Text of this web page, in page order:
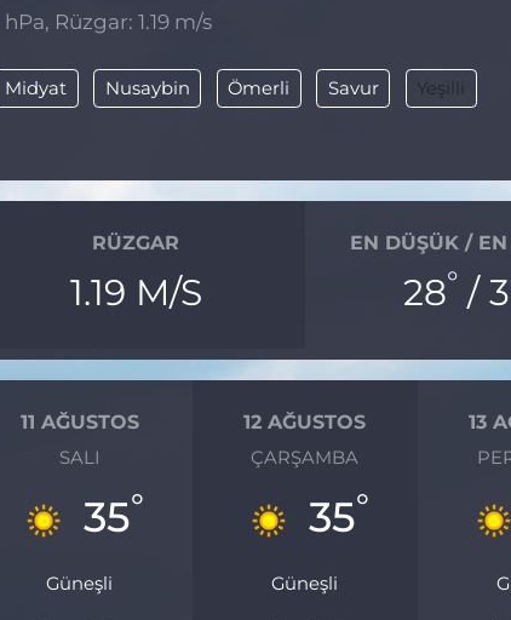
Rüzgar: 1.19 m/s
Midyat Nusaybin Ömerli Savur Yeşilli
RÜZGAR
1.19 M/S
EN DÜŞÜK /
28° /
11 AĞUSTOS
SALI
35°
Güneşli
12 AĞUSTOS
ÇARŞAMBA
35°
Güneşli
13